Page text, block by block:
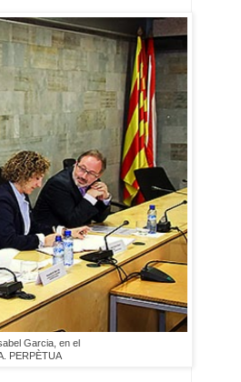
Garcia, en el
PERPÈTUA